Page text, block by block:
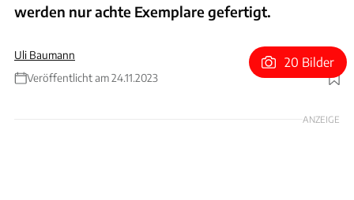
werden nur achte Exemplare gefertigt.
Uli Baumann
Veröffentlicht am 24.11.2023
Foto: Pagani
20 Bilder
ANZEIGE